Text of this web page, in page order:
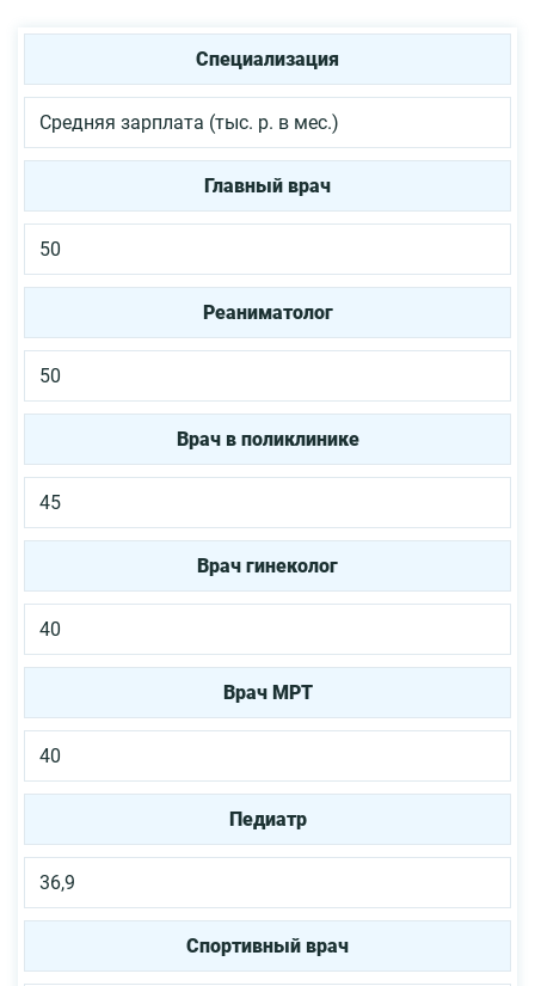
Специализация
Средняя зарплата (тыс. р. в мес.)
Главный врач
50
Реаниматолог
50
Врач в поликлинике
45
Врач гинеколог
40
Врач МРТ
40
Педиатр
36,9
Спортивный врач